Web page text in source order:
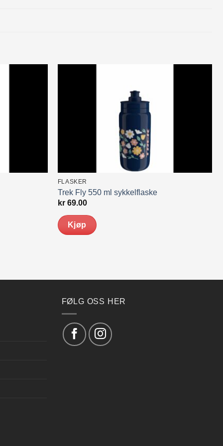
FLASKER
Trek Fly 550 ml sykkelflaske
kr69.00
Kjøp
FØLG OSS HER